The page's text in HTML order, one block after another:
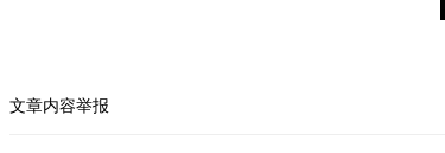
文章内容举报